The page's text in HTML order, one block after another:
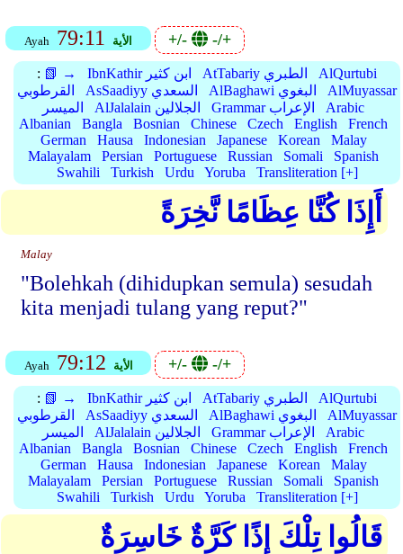
Ayah 79:11 الأية +/- -/+
: 📗 → IbnKathir ابن كثير AtTabariy الطبري
AlQurtubi
القرطوبي
AsSaadiyy السعدي AlBaghawi البغوي
AlMuyassar
الميسر
AlJalalain الجلالين Grammar الإعراب
Arabic
Albanian
Bangla Bosnian Chinese Czech English
French
German
Hausa Indonesian Japanese Korean
Malay
Malayalam
Persian Portuguese Russian Somali
Spanish
Swahili
Turkish Urdu Yoruba Transliteration [+]
أَإِذَا كُنَّا عِظَامًا نَّخِرَةً
Malay
"Bolehkah (dihidupkan semula) sesudah
kita menjadi tulang yang reput?"
Ayah 79:12 الأية +/- -/+
: 📗 → IbnKathir ابن كثير AtTabariy الطبري
AlQurtubi
القرطوبي
AsSaadiyy السعدي AlBaghawi البغوي
AlMuyassar
الميسر
AlJalalain الجلالين Grammar الإعراب
Arabic
Albanian
Bangla Bosnian Chinese Czech English
French
German
Hausa Indonesian Japanese Korean
Malay
Malayalam
Persian Portuguese Russian Somali
Spanish
Swahili
Turkish Urdu Yoruba Transliteration [+]
قَالُوا تِلْكَ إِذًا كَرَّةٌ خَاسِرَةٌ